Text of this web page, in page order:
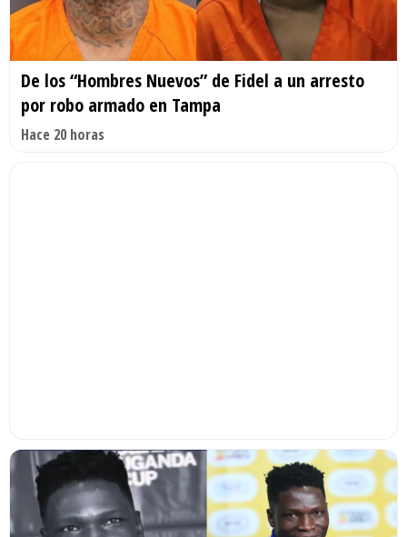
De los “Hombres Nuevos” de Fidel a un arresto
por robo armado en Tampa
Hace 20 horas